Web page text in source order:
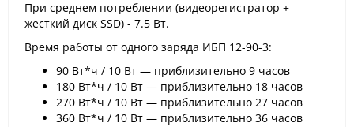
При среднем потреблении (видеорегистратор +
жесткий диск SSD) - 7.5 Вт.
Время работы от одного заряда ИБП 12-90-3:
90 Вт*ч / 10 Вт — приблизительно 9 часов
180 Вт*ч / 10 Вт — приблизительно 18 часов
270 Вт*ч / 10 Вт — приблизительно 27 часов
360 Вт*ч / 10 Вт — приблизительно 36 часов